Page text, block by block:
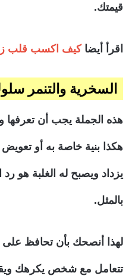
قيمتك.
اقرأ أيضاكيف اكسب قلب
السخرية والتنمر
هذه الجملة يجب أن تعرفها
هكذا بنية خاصة به أو
يزداد ويصبح له الغلبة هو
بالمثل.
لهذا أنصحك بأن تحافظ
تتعامل مع شخص يكرهك